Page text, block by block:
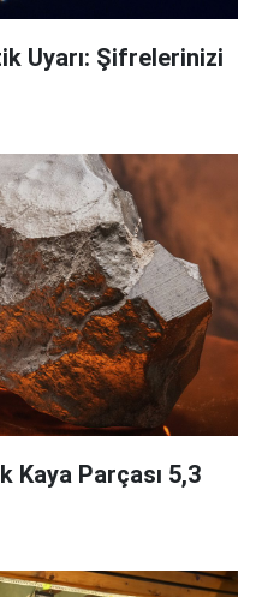
Uyarı: Şifrelerinizi
Kaya Parçası 5,3